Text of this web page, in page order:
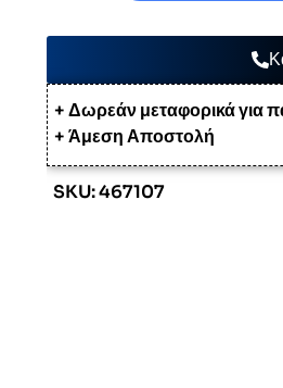
+ Δωρεάν μεταφορικά για
+ Άμεση Αποστολή
SKU: 467107